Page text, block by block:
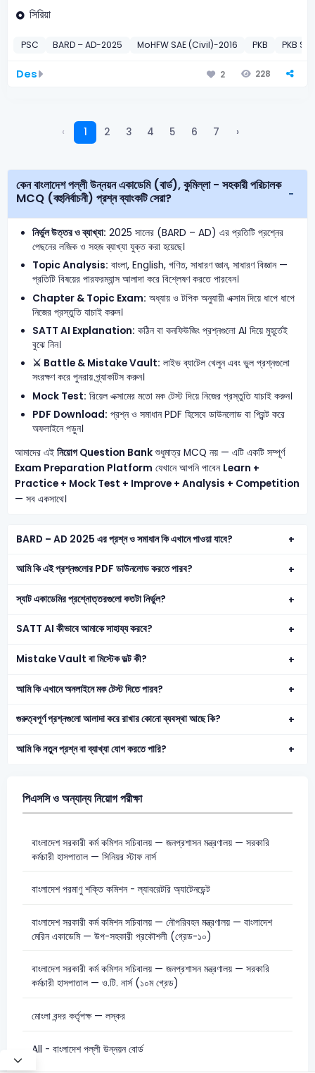
সিরিয়া
PSC BARD – AD-2025 MoHFW SAE (Civil)-2016 PKB PKB
Des 2 228
‹ 1 2 3 4 5 6 7 ›
কেন বাংলাদেশ পল্লী উন্নয়ন একাডেমি (বার্ড), কুমিল্লা - সহকারী পরিচালক
MCQ (বহুনির্বাচনী) প্রশ্ন ব্যাংকটি সেরা?
নির্ভুল উত্তর ও ব্যাখ্যা: 2025 সালের (BARD – AD) এর প্রতিটি প্রশ্নের
পেছনের লজিক ও সহজ ব্যাখ্যা যুক্ত করা হয়েছে।
Topic Analysis: বাংলা, English, গণিত, সাধারণ জ্ঞান, সাধারণ বিজ্ঞান —
প্রতিটি বিষয়ের পারফরম্যান্স আলাদা করে বিশ্লেষণ করতে পারবেন।
Chapter & Topic Exam: অধ্যায় ও টপিক অনুযায়ী এক্সাম দিয়ে ধাপে ধাপে
নিজের প্রস্তুতি যাচাই করুন।
SATT AI Explanation: কঠিন বা কনফিউজিং প্রশ্নগুলো AI দিয়ে মুহূর্তেই
বুঝে নিন।
⚔️ Battle & Mistake Vault: লাইভ ব্যাটেল খেলুন এবং ভুল প্রশ্নগুলো
সংরক্ষণ করে পুনরায় প্র্যাকটিস করুন।
Mock Test: রিয়েল এক্সামের মতো মক টেস্ট দিয়ে নিজের প্রস্তুতি যাচাই করুন।
PDF Download: প্রশ্ন ও সমাধান PDF হিসেবে ডাউনলোড বা প্রিন্ট করে
অফলাইনে পড়ুন।
আমাদের এই নিয়োগ Question Bankশুধুমাত্র MCQ নয় — এটি একটি সম্পূর্ণ
Exam Preparation Platform যেখানে আপনি পাবেন Learn +
Practice + Mock Test + Improve + Analysis + Competition
— সব একসাথে।
BARD – AD 2025 এর প্রশ্ন ও সমাধান কি এখানে পাওয়া যাবে?
আমি কি এই প্রশ্নগুলোর PDF ডাউনলোড করতে পারব?
স্যাট একাডেমির প্রশ্নোত্তরগুলো কতটা নির্ভুল?
SATT AI কীভাবে আমাকে সাহায্য করবে?
Mistake Vault বা মিস্টেক ভল্ট কী?
আমি কি এখানে অনলাইনে মক টেস্ট দিতে পারব?
গুরুত্বপূর্ণ প্রশ্নগুলো আলাদা করে রাখার কোনো ব্যবস্থা আছে কি?
আমি কি নতুন প্রশ্ন বা ব্যাখ্যা যোগ করতে পারি?
পিএসসি ও অন্যান্য নিয়োগ পরীক্ষা
বাংলাদেশ সরকারী কর্ম কমিশন সচিবালয় — জনপ্রশাসন মন্ত্রণালয় — সরকারি
কর্মচারী হাসপাতাল — সিনিয়র স্টাফ নার্স
বাংলাদেশ পরমাণু শক্তি কমিশন - ল্যাবরেটরি অ্যাটেনডেন্ট
বাংলাদেশ সরকারী কর্ম কমিশন সচিবালয় — নৌপরিবহন মন্ত্রণালয় — বাংলাদেশ
মেরিন একাডেমি — উপ-সহকারী প্রকৌশলী (গ্রেড-১০)
বাংলাদেশ সরকারী কর্ম কমিশন সচিবালয় — জনপ্রশাসন মন্ত্রণালয় — সরকারি
কর্মচারী হাসপাতাল — ও.টি. নার্স (১০ম গ্রেড)
মোংলা বন্দর কর্তৃপক্ষ — লস্কর
All - বাংলাদেশ পল্লী উন্নয়ন বোর্ড